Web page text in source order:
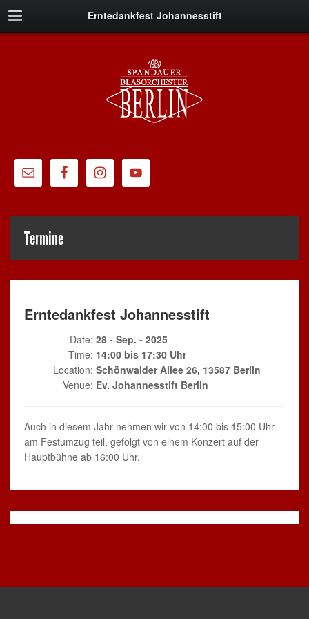
Erntedankfest Johannesstift
Termine
Erntedankfest Johannesstift
Date: 28 - Sep. - 2025
Time: 14:00 bis 17:30 Uhr
Location: Schönwalder Allee 26, 13587 Berlin
Venue: Ev. Johannesstift Berlin
Auch in diesem Jahr nehmen wir von 14:00 bis 15:00 Uhr
am Festumzug teil, gefolgt von einem Konzert auf der
Hauptbühne ab 16:00 Uhr.